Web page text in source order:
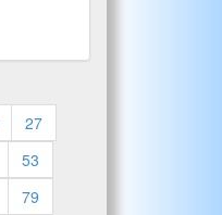
27
53
79